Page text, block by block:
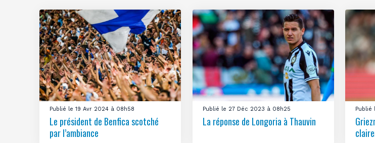
Publié le 19 Avr 2024 à 08h58
Le président de Benfica scotché
par l’ambiance
Publié le 27 Déc 2023 à 08h25
La réponse de Longoria à Thauvin
Publié